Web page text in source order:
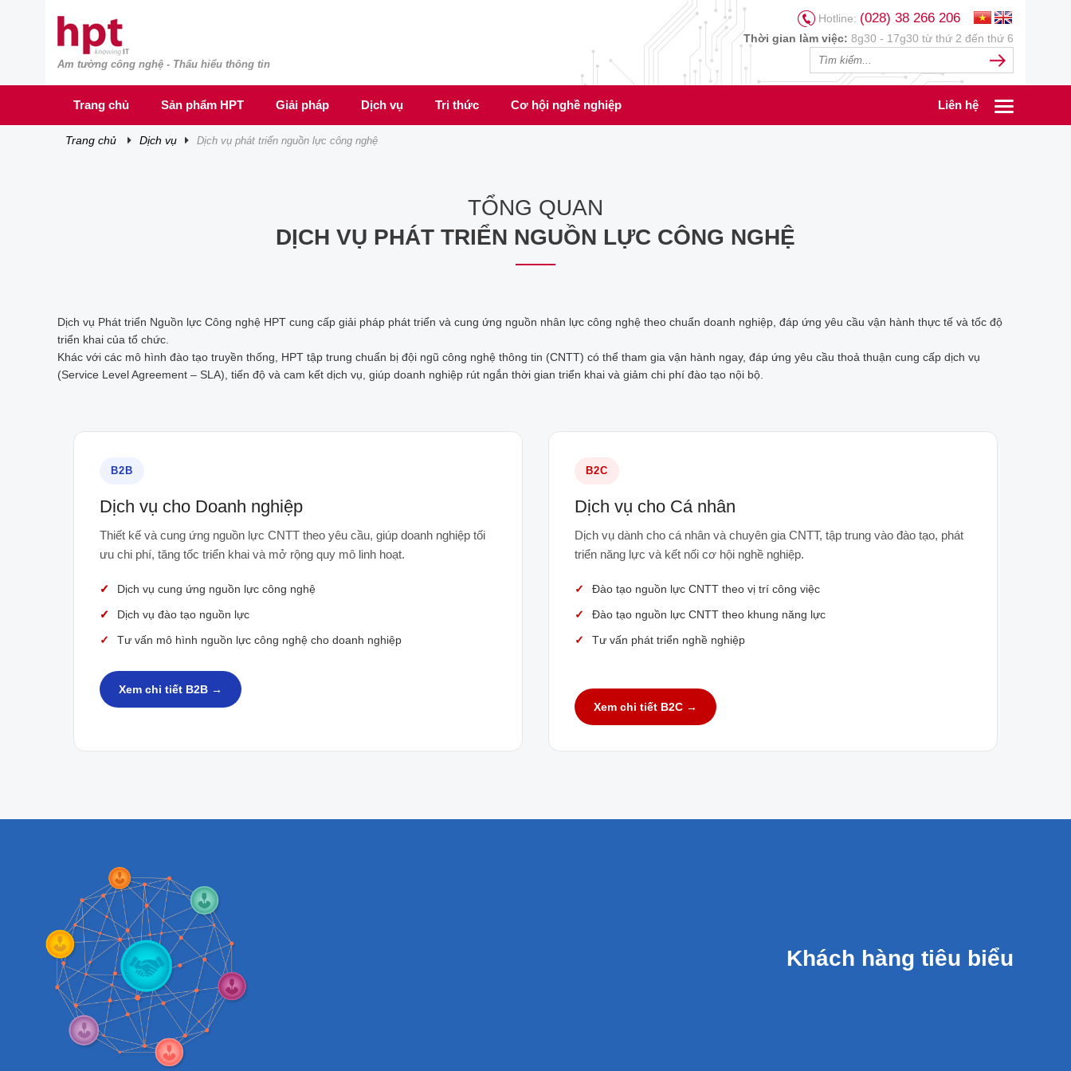
Am tường công nghệ - Thấu hiểu thông tin
Hotline: (028) 38 266 206
Thời gian làm việc: 8g30 - 17g30 từ thứ 2 đến thứ 6
Trang chủ Sản phẩm HPT Giải pháp Dịch vụ Tri thức Cơ hội nghề nghiệp Liên hệ
trang chủ dịch vụ dịch vụ phát triển nguồn lực công nghệ
TỔNG QUAN
DỊCH VỤ PHÁT TRIỂN NGUỒN LỰC CÔNG NGHỆ
Dịch vụ Phát triển Nguồn lực Công nghệ HPT cung cấp giải pháp phát triển và cung ứng nguồn nhân lực công nghệ theo chuẩn doanh nghiệp, đáp ứng yêu cầu vận hành thực tế và tốc độ
triển khai của tổ chức.
Khác với các mô hình đào tạo truyền thống, HPT tập trung chuẩn bị đội ngũ công nghệ thông tin (CNTT) có thể tham gia vận hành ngay, đáp ứng yêu cầu thoả thuận cung cấp dịch vụ
(Service Level Agreement – SLA), tiến độ và cam kết dịch vụ, giúp doanh nghiệp rút ngắn thời gian triển khai và giảm chi phí đào tạo nội bộ.
B2B
Dịch vụ cho Doanh nghiệp
Thiết kế và cung ứng nguồn lực CNTT theo yêu cầu, giúp doanh nghiệp tối
ưu chi phí, tăng tốc triển khai và mở rộng quy mô linh hoạt.
Dịch vụ cung ứng nguồn lực công nghệ
Dịch vụ đào tạo nguồn lực
Tư vấn mô hình nguồn lực công nghệ cho doanh nghiệp
Xem chi tiết B2B →
B2C
Dịch vụ cho Cá nhân
Dịch vụ dành cho cá nhân và chuyên gia CNTT, tập trung vào đào tạo, phát
triển năng lực và kết nối cơ hội nghề nghiệp.
Đào tạo nguồn lực CNTT theo vị trí công việc
Đào tạo nguồn lực CNTT theo khung năng lực
Tư vấn phát triển nghề nghiệp
Xem chi tiết B2C →
Khách hàng tiêu biểu
TRANG CHỦ
TRANG CHỦ
SẢN PHẨM HPT